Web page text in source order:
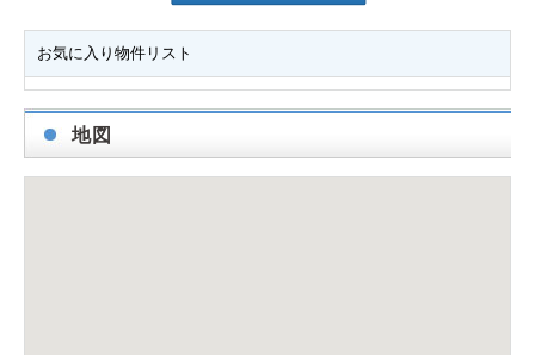
お気に入り物件リスト
地図